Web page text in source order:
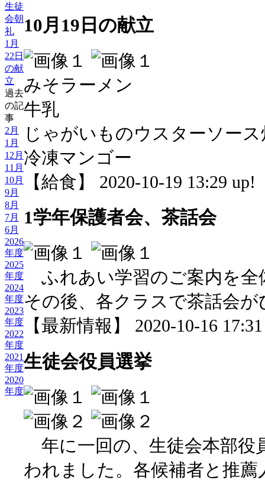
生徒
会朝
礼
1月
22日
の献
立
過去
の記
事
2月
1月
12月
11月
10月
9月
8月
7月
6月
2026
年度
2025
年度
2024
年度
2023
年度
2022
年度
2021
年度
2020
年度
10月19日の献立
みそラーメン
牛乳
じゃがいものウスターソー
冷凍マンゴー
【給食】 2020-10-19 13:29 up!
1学年保護者会、茶話会
ふれあい学習のご案内を全
その後、各クラスで茶話会
【最新情報】 2020-10-16
生徒会役員選挙
年に一回の、生徒会本部役
われました。各候補者と推